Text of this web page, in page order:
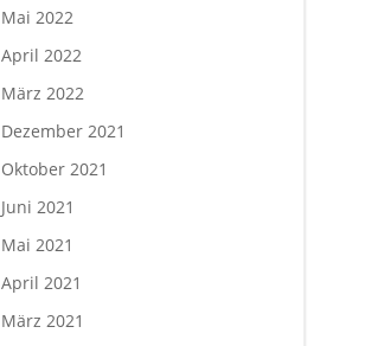
Mai 2022
April 2022
März 2022
Dezember 2021
Oktober 2021
Juni 2021
Mai 2021
April 2021
März 2021